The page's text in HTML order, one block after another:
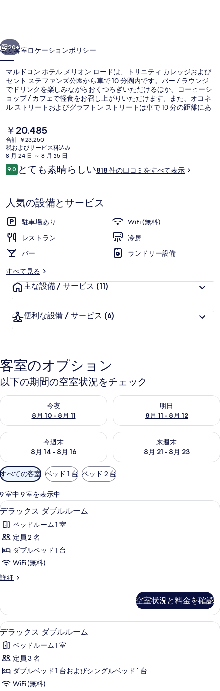
ル
メ
リ
オ
ン
ロ
ー
ド
の
真
ギ
ャ
ラ
リ
次へ
20+
概要客室ロケーションポリシー
マルドロン ホテル メリオン ロードは、トリニティ カレッジおよび
セント ステファンズ公園から車で 10 分圏内です。バー / ラウンジ
でドリンクを楽しみながらおくつろぎいただけるほか、コーヒーシ
ョップ / カフェで軽食をお召し上がりいただけます。また、オコネ
ル ストリートおよびグラフトン ストリートは車で 10 分の距離にあ
を得ています。
現
在
の
料
金
は
す
￥20,485
合計 ￥23,250
税およびサービス料込み
8 月 24 日 ～ 8 月 25 日
口
コ
9.010段階中9.0
とても素晴らしい818 件の口コミをすべて表示
人気の設備とサービス
駐車場あり
WiFi (無料)
レストラン
冷房
バー
ランドリー設備
すべて見る
主な設備 / サービス (11)
便利な設備 / サービス (6)
客室のオプション
以下の期間の空室状況をチェック
今夜
8月 10 - 8月 11
今夜 8月 10 - 8月 11 の空室状況をチェック
明日
8月 11 - 8月 12
明日 8月 11 - 8月 12 の空室状
今週末
8月 14 - 8月 16
今週末 8月 14 - 8月 16 の空室状況をチェック
来週末
8月 21 - 8月 23
来週末 8月 21 - 8月 23 の空室
利
用
可
能
な
客
室
の
り
込
件
すべての客室 ベッド 1 台 ベッド 2 台
9 室中 9 室を表示中
デ
ラ
ッ
ク
ス
ブ
ル
ー
ム
の
す
べ
て
セーフティボックス (室内)、ベビー
4
デラックス ダブルルーム
ベッドルーム 1 室
定員 2 名
ダブルベッド 1 台
WiFi (無料)
詳細
デ
ス
ダ
ブ
ル
ー
の
詳
空室状況と料金を確認
デ
ラ
ッ
ク
ス
セーフティボックス (室内)、ベビー
4
デラックス ダブルルーム
ベッドルーム 1 室
定員 3 名
ダブルベッド 1 台およびシングルベッド 1 台
WiFi (無料)